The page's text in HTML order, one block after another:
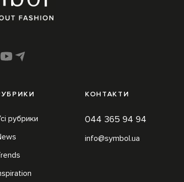
рубрики
КОНТАКТИ
044 365 94 94
info@symbol.ua